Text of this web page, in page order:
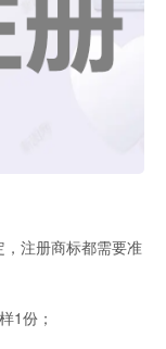
注册商标都需要准
1份；